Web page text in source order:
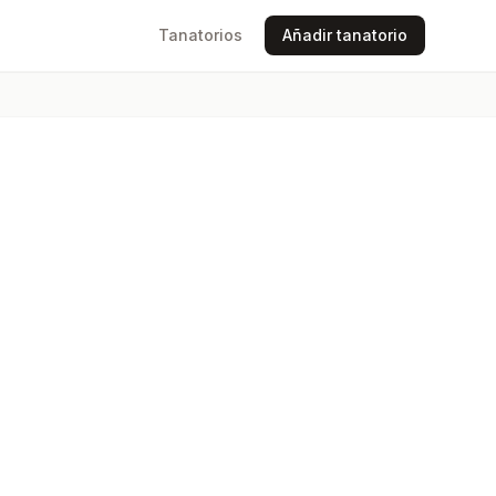
Tanatorios Añadir tanatorio